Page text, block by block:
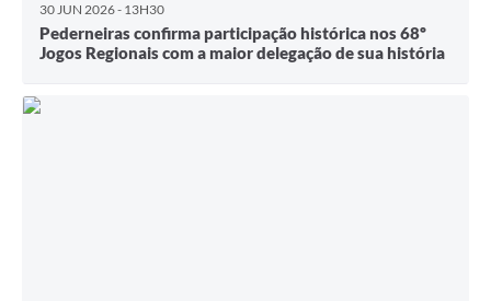
30 JUN 2026 - 13H30
Pederneiras confirma participação histórica nos 68º
Jogos Regionais com a maior delegação de sua história